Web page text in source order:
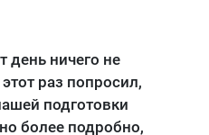
день ничего не
раз попросил,
подготовки
более подробно,